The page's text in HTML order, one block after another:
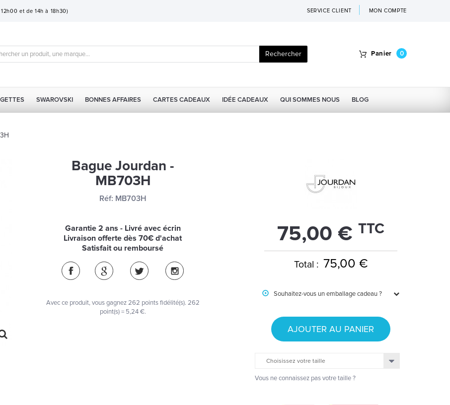
et de 14h à 18h30) SERVICE CLIENT MON COMPTE
Rechercher Panier 0
SWAROVSKI BONNES AFFAIRES CARTES CADEAUX IDÉE CADEAUX QUI SOMMES NOUS BLOG
Bague Jourdan -
MB703H
Réf: MB703H
Garantie 2 ans - Livré avec écrin
Livraison offerte dès 70€ d'achat
Satisfait ou remboursé
Avec ce produit, vous gagnez262 points fidélité(s). 262
point(s) = 5,24 €.
75,00 € TTC
Total : 75,00 €
Souhaitez-vous un emballage cadeau ?
AJOUTER AU PANIER
Choisissez votre taille
Vous ne connaissez pas votre taille ?